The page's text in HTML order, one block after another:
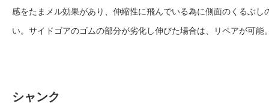
感をたまメル効果があり、伸縮性に飛んでいる為に側面のくるぶし
い。サイドゴアのゴムの部分が劣化し伸びた場合は、リペアが可能
シャンク